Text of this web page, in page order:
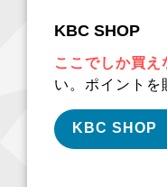
KBC SHOP
ここでしか買
い。ポイントを
KBC SHOP